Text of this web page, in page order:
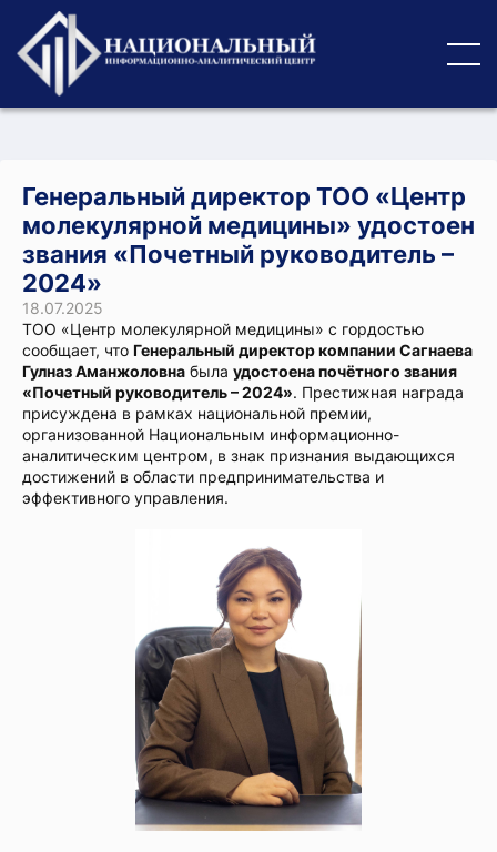
Генеральный директор ТОО «Центр
молекулярной медицины» удостоен
звания «Почетный руководитель –
2024»
18.07.2025
ТОО «Центр молекулярной медицины» с гордостью
сообщает, что Генеральный директор компании Сагнаева
Гулназ Аманжоловна была удостоена почётного звания
«Почетный руководитель – 2024». Престижная награда
присуждена в рамках национальной премии,
организованной Национальным информационно-
аналитическим центром, в знак признания выдающихся
достижений в области предпринимательства и
эффективного управления.